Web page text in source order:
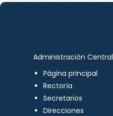
Administración Central
Página principal
Rectoría
Secretarios
Direcciones